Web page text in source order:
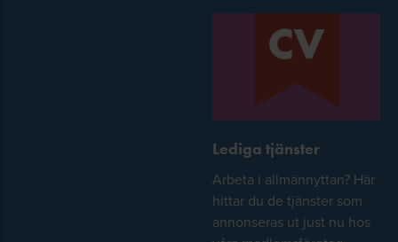
Lediga tjänster
Arbeta i allmännyttan? Här
hittar du de tjänster som
annonseras ut just nu hos